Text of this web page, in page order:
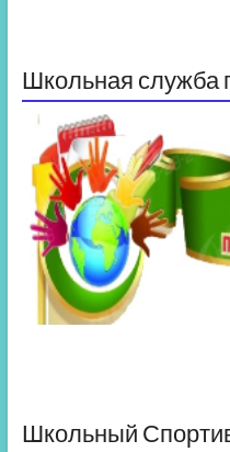
Школьная служба
Школьный